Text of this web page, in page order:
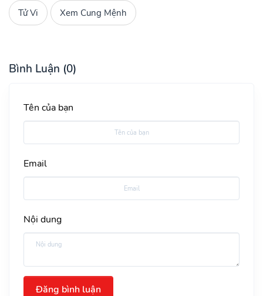
Tử Vi Xem Cung Mệnh
Bình Luận (0)
Tên của bạn
Email
Nội dung
Đăng bình luận